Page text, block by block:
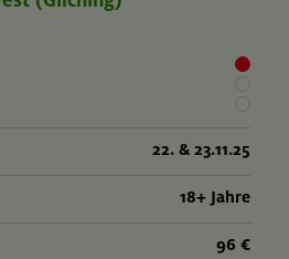
22. & 23.11.25
18+ Jahre
96 €